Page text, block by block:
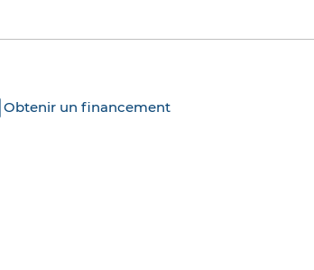
Obtenir un financement